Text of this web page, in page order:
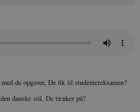
de opgaver, De fik til studentereksamen?
danske stil, De tænker på?